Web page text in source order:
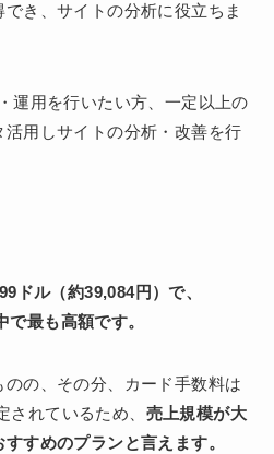
き、サイトの分析に役立ちま
運用を行いたい方、一定以上の
用しサイトの分析・改善を行
ドル（約39,084円）で、
最も高額です。
の、その分、カード手数料は
されているため、 売上規模が大
すめのプランと言えます。